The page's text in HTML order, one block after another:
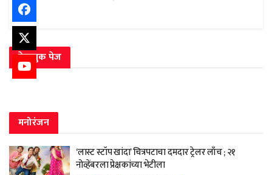
फेसबुक पेज
मनोरंजन
‘लास्ट स्टॉप खांदा’ चित्रपटाचा दमदार ट्रेलर लाँच ; २१
नोव्हेंबरला प्रेक्षकांच्या भेटीला